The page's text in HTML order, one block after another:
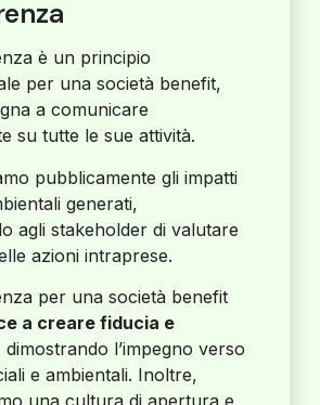
è un principio
per una società benefit,
a comunicare
su tutte le sue attività.
pubblicamente gli impatti
generati,
agli stakeholder di valutare
azioni intraprese.
per una società benefit
a creare fiducia e
dimostrando l’impegno verso
e ambientali. Inoltre,